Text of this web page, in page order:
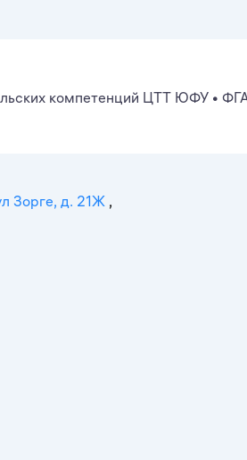
компетенций ЦТТ ЮФУ •
Зорге, д. 21Ж ,